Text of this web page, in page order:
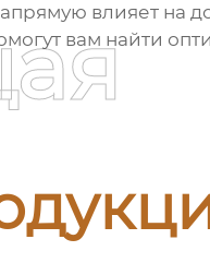
влияет на
вам найти